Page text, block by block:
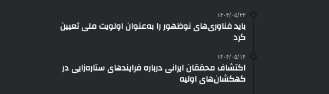
۱۴۰۴/۰۵/۲۲
باید فناوری‌های نوظهور را به‌عنوان اولویت ملی تعیین
کرد
۱۴۰۴/۰۵/۱۴
اکتشاف محققان ایرانی درباره فرایندهای ستاره‌زایی در
کهکشان‌های اولیه